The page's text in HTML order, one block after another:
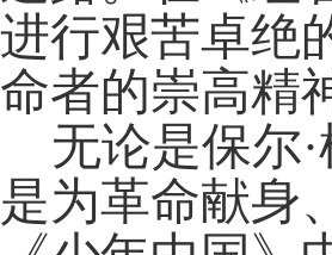
进行艰苦卓绝
命者的崇高精
无论是保尔
是为革命献身